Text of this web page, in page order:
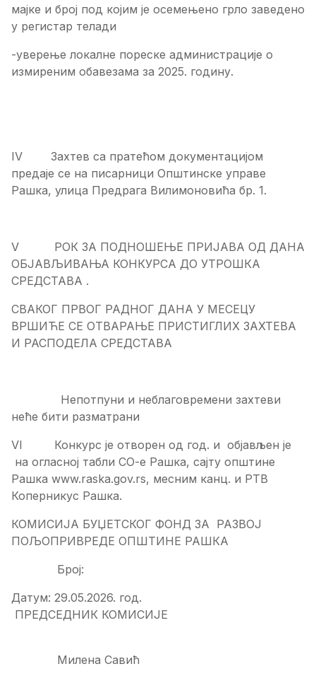
мајке и број под којим је осемењено грло заведено
у регистар телади
-уверење локалне пореске администрације о
измиреним обавезама за 2025. годину.
IV Захтев са пратећом документацијом
предаје се на писарници Општинске управе
Рашка, улица Предрага Вилимоновића бр. 1.
V РОК ЗА ПОДНОШЕЊЕ ПРИЈАВА ОД ДАНА
ОБЈАВЉИВАЊА КОНКУРСА ДО УТРОШКА
СРЕДСТАВА .
СВАКОГ ПРВОГ РАДНОГ ДАНА У МЕСЕЦУ
ВРШИЋЕ СЕ ОТВАРАЊЕ ПРИСТИГЛИХ ЗАХТЕВА
И РАСПОДЕЛА СРЕДСТАВА
Непотпуни и неблаговремени захтеви
неће бити разматрани
VI Конкурс је отворен од год. и објављен је
на огласној табли СО-е Рашка, сајту општине
Рашка www.raska.gov.rs, месним канц. и РТВ
Коперникус Рашка.
КОМИСИЈА БУЏЕТСКОГ ФОНД ЗА РАЗВОЈ
ПОЉОПРИВРЕДЕ ОПШТИНЕ РАШКА
Број:
Датум: 29.05.2026. год.
ПРЕДСЕДНИК КОМИСИЈЕ
Милена Савић